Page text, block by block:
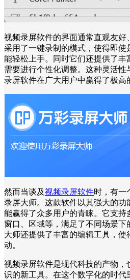
视频录屏软件的界面通常直观友
采用了一键录制的模式，使得即
能轻松上手。同时它们还提供了
需要进行个性化调整。这种灵活
录屏软件在广大用户中赢得了极高
然而当谈及视频录屏软件时，有
录屏大师。这款软件以其强大的功
能赢得了众多用户的青睐。它支持
窗口、区域等，满足了不同场景
大师还提供了丰富的编辑工具，
动。
视频录屏软件是现代科技的产物，
识的新工具。在这个数字化的时